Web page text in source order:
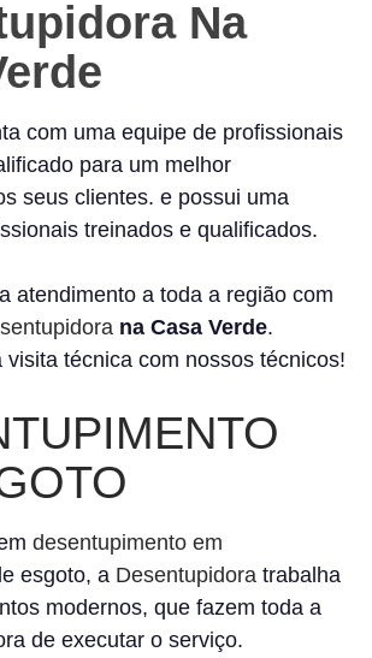
Na
com uma equipe de profissionais
para um melhor
seus clientes. e possui uma
treinados e qualificados.
atendimento a toda a região com
na Casa Verde.
visita técnica com nossos técnicos!
desentupimento em
esgoto, a Desentupidora trabalha
modernos, que fazem toda a
de executar o serviço.